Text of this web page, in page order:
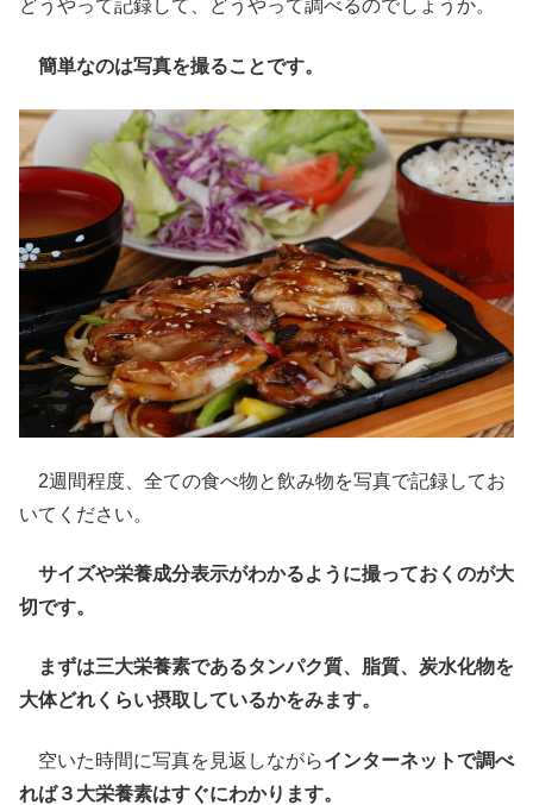
どうやって記録して、どうやって調べるのでしょうか。
簡単なのは写真を撮ることです。
2週間程度、全ての食べ物と飲み物を写真で記録してお
いてください。
サイズや栄養成分表示がわかるように撮っておくのが大
切です。
まずは三大栄養素であるタンパク質、脂質、炭水化物を
大体どれくらい摂取しているかをみます。
空いた時間に写真を見返しながらインターネットで調べ
れば３大栄養素はすぐにわかります。